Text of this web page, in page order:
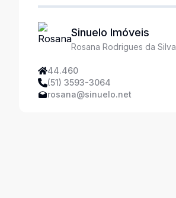
Sinuelo Imóveis
Rosana Rodrigues da Silva
44.460
(51) 3593-3064
rosana@sinuelo.net